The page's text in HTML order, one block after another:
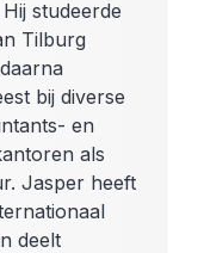
studeerde
Tilburg
bij diverse
en
als
Jasper heeft
deelt